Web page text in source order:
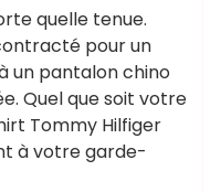
quelle tenue.
pour un
un pantalon chino
Quel que soit votre
Tommy Hilfiger
à votre garde-